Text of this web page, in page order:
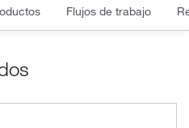
Flujos de trabajo